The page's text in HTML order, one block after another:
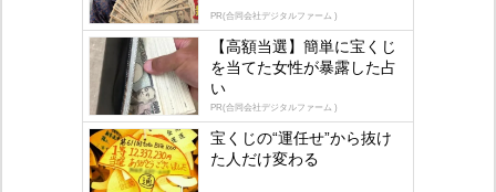
PR(合同会社デジタルファーム )
【高額当選】簡単に宝くじ
を当てた女性が暴露した占
い
PR(合同会社デジタルファーム )
宝くじの“運任せ”から抜け
た人だけ変わる